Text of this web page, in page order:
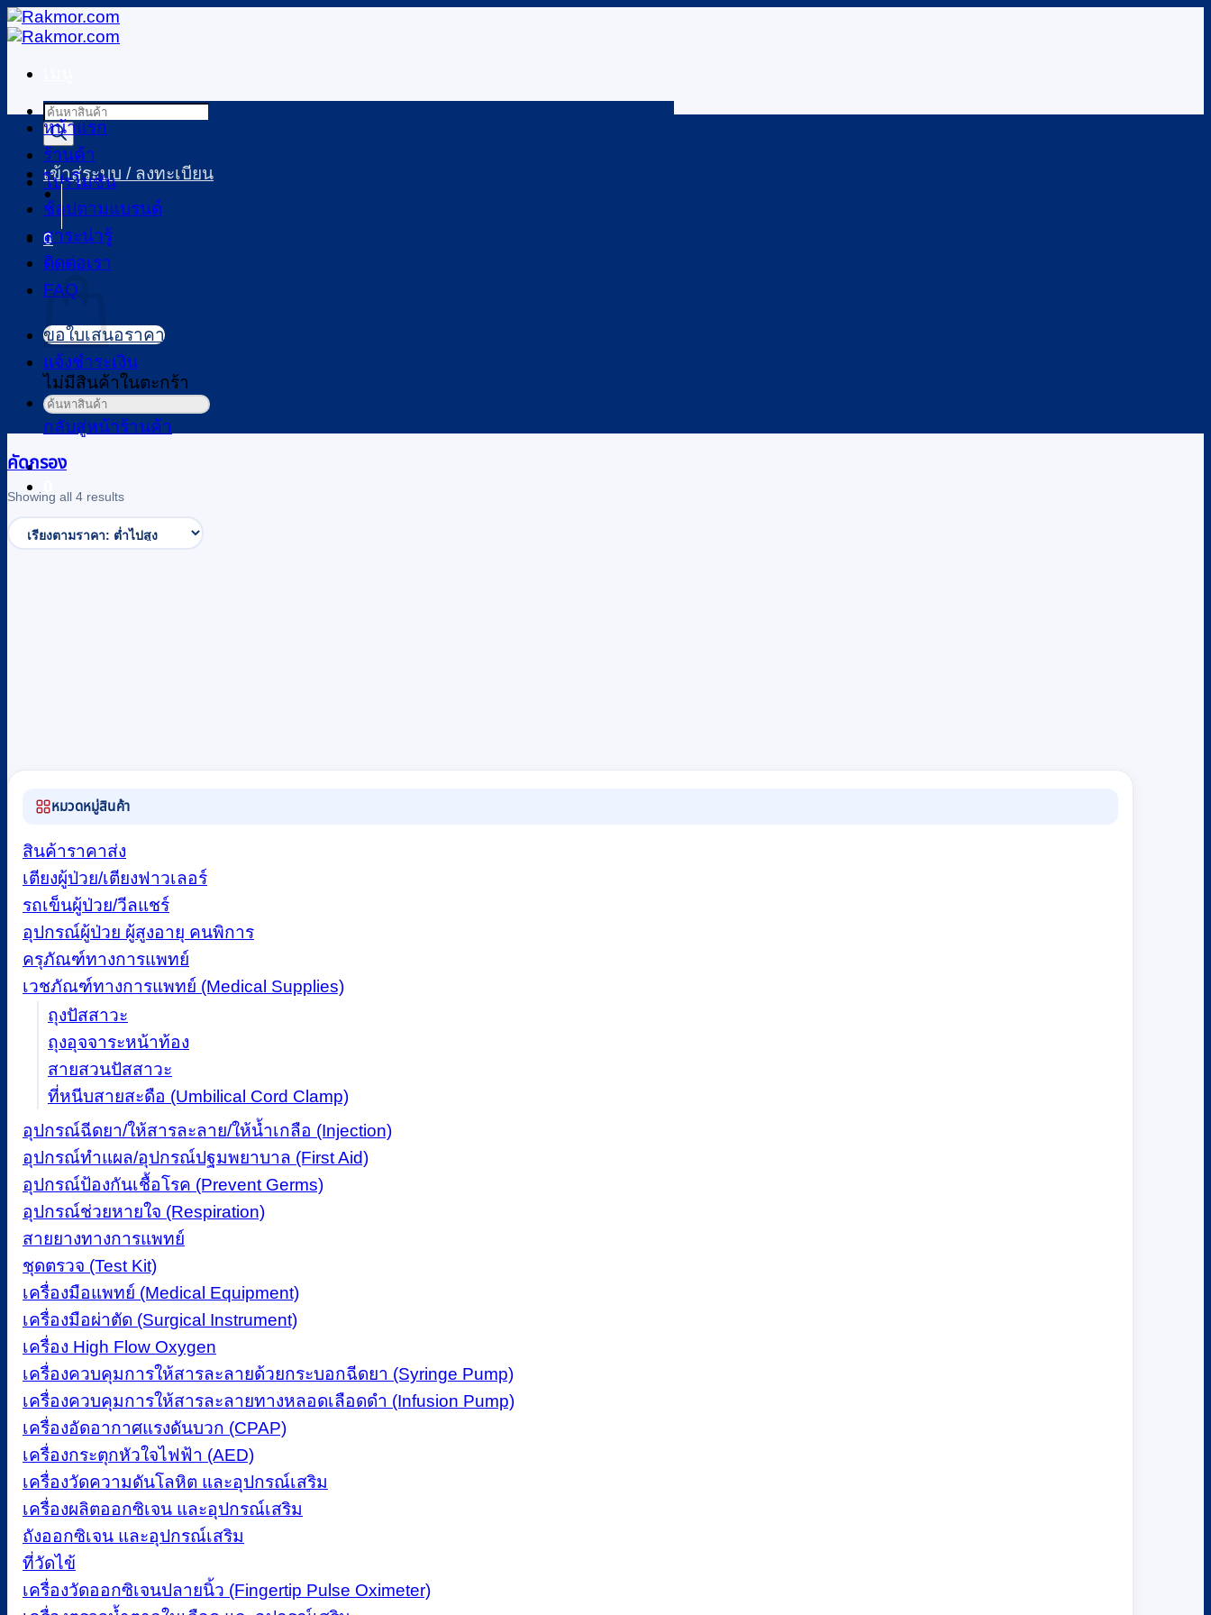
ข้าม
ไป
เนื้อหาProducts
search
เข้าสู่ระบบ / ลงทะเบียน
0
ตะกร้าสินค้า
ไม่มีสินค้าในตะกร้า
กลับสู่หน้าร้านค้า
หน้าแรก
ร้านค้า
โปรโมชัน
ช้อปตามแบรนด์
สาระน่ารู้
ติดต่อเรา
FAQ
ขอใบเสนอราคา
แจ้งชำระเงิน
ค้นหา:
คัดกรอง
Showing all 4 resultsSorted
price:
low
หมวดหมู่สินค้า
สินค้าราคาส่ง
เตียงผู้ป่วย/เตียงฟาวเลอร์
รถเข็นผู้ป่วย/วีลแชร์
อุปกรณ์ผู้ป่วย ผู้สูงอายุ คนพิการ
ครุภัณฑ์ทางการแพทย์
เวชภัณฑ์ทางการแพทย์ (Medical Supplies)
ถุงปัสสาวะ
ถุงอุจจาระหน้าท้อง
สายสวนปัสสาวะ
ที่หนีบสายสะดือ (Umbilical Cord Clamp)
อุปกรณ์ฉีดยา/ให้สารละลาย/ให้น้ำเกลือ (Injection)
อุปกรณ์ทำแผล/อุปกรณ์ปฐมพยาบาล (First Aid)
อุปกรณ์ป้องกันเชื้อโรค (Prevent Germs)
อุปกรณ์ช่วยหายใจ (Respiration)
สายยางทางการแพทย์
ชุดตรวจ (Test Kit)
เครื่องมือแพทย์ (Medical Equipment)
เครื่องมือผ่าตัด (Surgical Instrument)
เครื่อง High Flow Oxygen
เครื่องควบคุมการให้สารละลายด้วยกระบอกฉีดยา (Syringe Pump)
เครื่องควบคุมการให้สารละลายทางหลอดเลือดดำ (Infusion Pump)
เครื่องอัดอากาศแรงดันบวก (CPAP)
เครื่องกระตุกหัวใจไฟฟ้า (AED)
เครื่องวัดความดันโลหิต และอุปกรณ์เสริม
เครื่องผลิตออกซิเจน และอุปกรณ์เสริม
ถังออกซิเจน และอุปกรณ์เสริม
ที่วัดไข้
เครื่องวัดออกซิเจนปลายนิ้ว (Fingertip Pulse Oximeter)